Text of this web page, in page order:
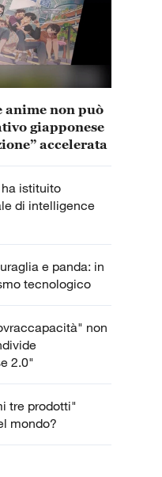
anime non può
giapponese
accelerata
istituito
di intelligence
e panda: in
tecnologico
non
2.0"
tre prodotti"
mondo?